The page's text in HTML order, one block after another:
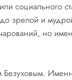
до зрелой и
но
Безуховым.